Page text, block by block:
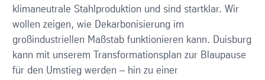
klimaneutrale Stahlproduktion und sind startklar. Wir
wollen zeigen, wie Dekarbonisierung im
großindustriellen Maßstab funktionieren kann. Duisburg
kann mit unserem Transformationsplan zur Blaupause
für den Umstieg werden – hin zu einer